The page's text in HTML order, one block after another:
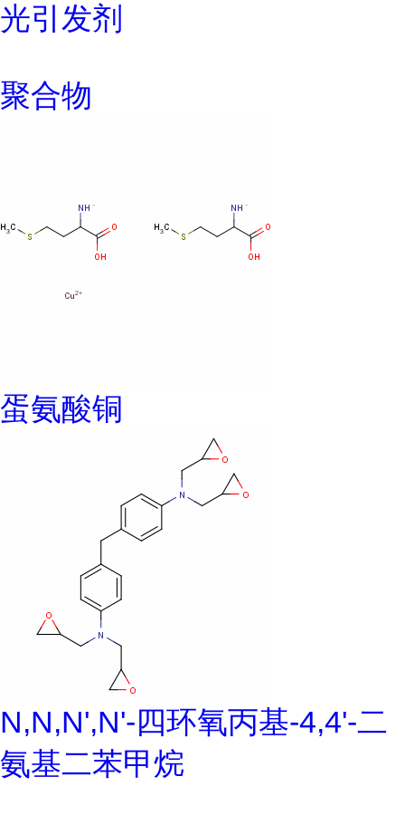
光引发剂
聚合物
蛋氨酸铜
N,N,N',N'-四环氧丙基-4,4'-二
氨基二苯甲烷